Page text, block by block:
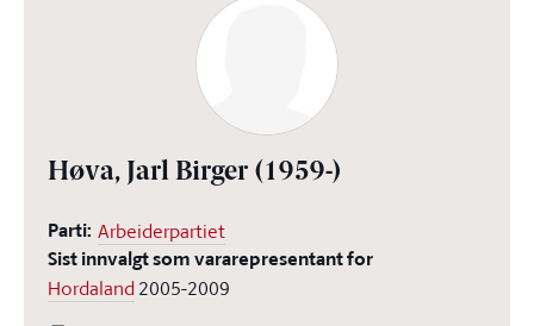
Høva, Jarl Birger (1959-)
Parti: Arbeiderpartiet
Sist innvalgt som vararepresentant for
Hordaland 2005-2009